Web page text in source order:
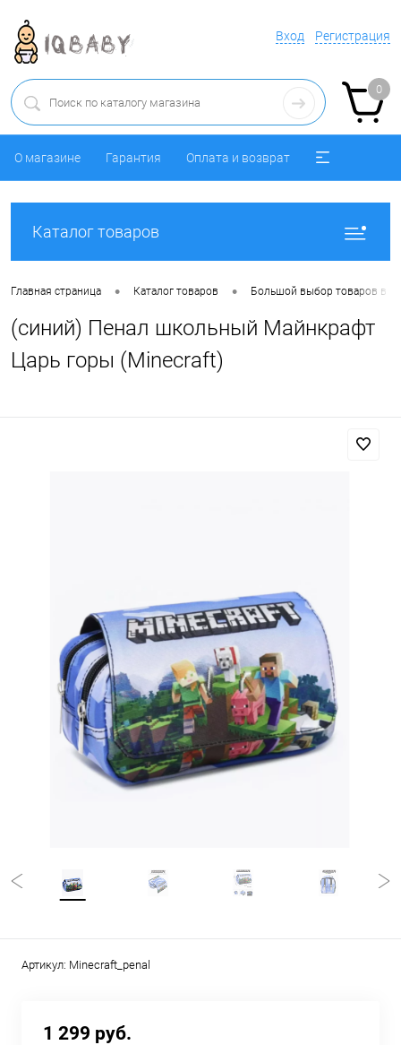
Вход Регистрация
0
О магазине Гарантия Оплата и возврат
Каталог товаров
Главная страница • Каталог товаров • Большой выбор товаров в
(синий) Пенал школьный Майнкрафт
Царь горы (Minecraft)
Артикул: Minecraft_penal
1 299 руб.